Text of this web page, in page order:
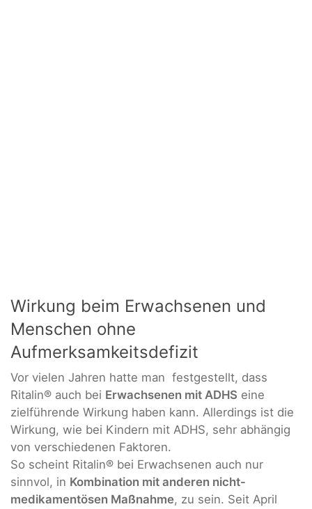
Wirkung beim Erwachsenen und
Menschen ohne
Aufmerksamkeitsdefizit
Vor vielen Jahren hatte man festgestellt, dass
Ritalin® auch bei Erwachsenen mit ADHS eine
zielführende Wirkung haben kann. Allerdings ist die
Wirkung, wie bei Kindern mit ADHS, sehr abhängig
von verschiedenen Faktoren.
So scheint Ritalin® bei Erwachsenen auch nur
sinnvol, in Kombination mit anderen nicht-
medikamentösen Maßnahme, zu sein. Seit April